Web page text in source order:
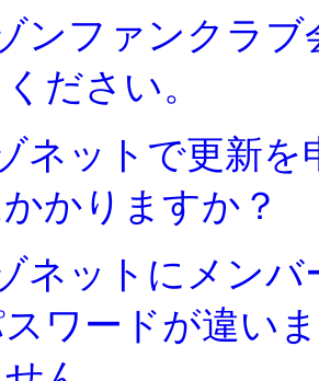
ンファンクラ
ださい。
ネットで更新を
かりますか？
ネットにメン
ワードが違い